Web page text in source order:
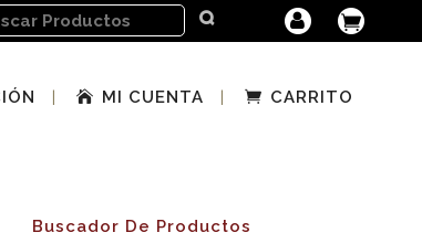
MI CUENTA CARRITO
Buscador De Productos